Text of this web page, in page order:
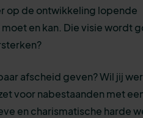
op de ontwikkeling lopende
en kan. Die visie wordt
afscheid geven? Wil jij
voor nabestaanden met
en charismatische harde